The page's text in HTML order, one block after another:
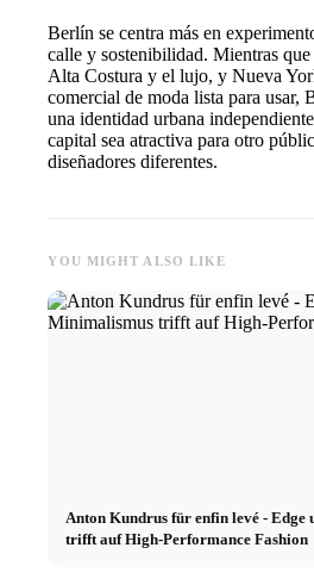
Berlín se centra más en
calle y sostenibilidad. Mientras
Alta Costura y el lujo, y Nueva
comercial de moda lista para usar,
una identidad urbana
capital sea atractiva para otro
diseñadores diferentes.
YOU MIGHT ALSO LIKE
Anton Kundrus für enfin levé - Edge
trifft auf High-Performance Fashion